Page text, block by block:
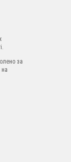
за
на